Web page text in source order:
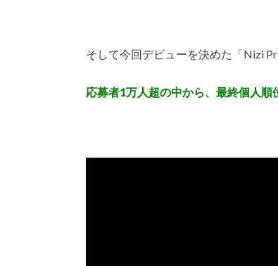
そして今回デビューを決めた「Nizi
応募者1万人超の中から、最終個人